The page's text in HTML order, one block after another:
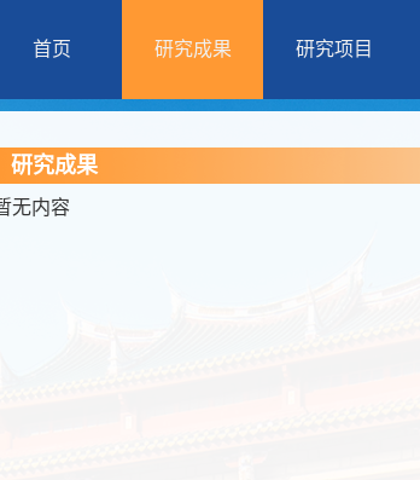
首页 研究成果 研究项目
研究成果
无内容